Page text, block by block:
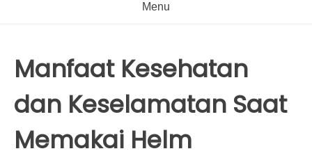
Menu
Manfaat Kesehatan
dan Keselamatan Saat
Memakai Helm